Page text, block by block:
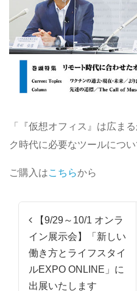
「『仮想オフィス』は広ま
ク時代に必要なツールについ
ご購入はこちらから
投稿ナビゲ
【9/29～10/1 オンラ
イン展示会】「新しい
働き方とライフスタイ
ルEXPO ONLINE」に
出展いたします